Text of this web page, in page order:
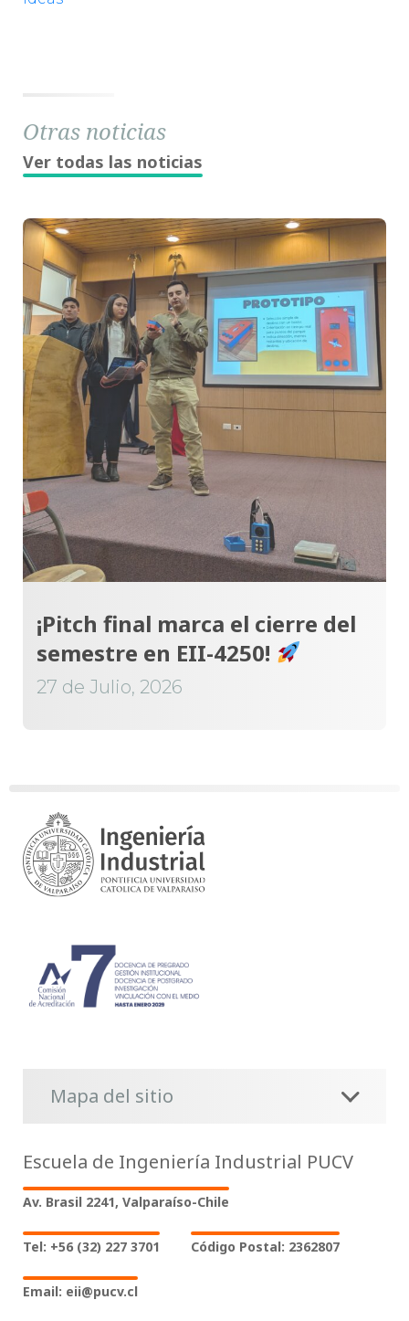
Otras noticias
Ver todas las noticias
¡Pitch final marca el cierre del
semestre en EII-4250!
27 de Julio, 2026
Mapa del sitio
Escuela de Ingeniería Industrial PUCV
Av. Brasil 2241, Valparaíso-Chile
Tel: +56 (32) 227 3701 Código Postal: 2362807
Email: eii@pucv.cl